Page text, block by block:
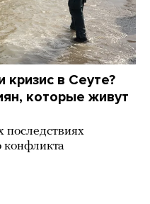
в Сеуте?
которые живут
последствиях
конфликта